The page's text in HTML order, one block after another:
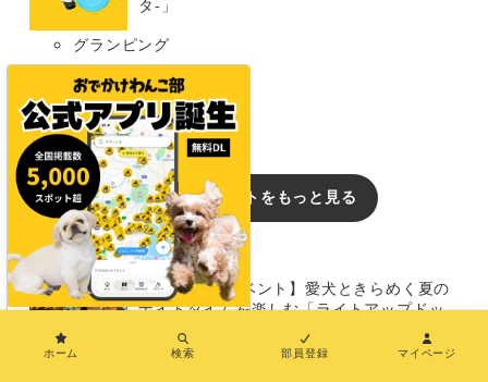
タ-」
グランピング
同室宿泊OK
部屋食プランあり
中型犬まで
おでかけレポートをもっと見る
イベント
【兵庫/犬のイベント】愛犬ときらめく夏の
ナイトタイムを楽しむ「ライトアップドッ
グラン」（TOTTEI PARK 芝生エリア）
8/14〜16
ホーム 検索 部員登録 マイページ